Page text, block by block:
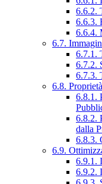
6.6.2.
6.6.3.
6.6.4.
6.7.
6.7.1.
6.7.2.
6.7.3.
6.8.
6.8.1.
6.8.2.
dalla
6.8.3.
6.9.
6.9.1.
6.9.2.